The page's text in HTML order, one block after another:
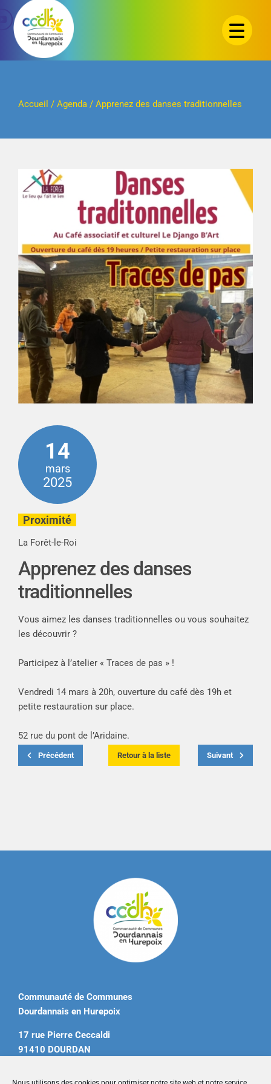
Passer
contenu
Accueil / Agenda/ Apprenez des danses traditionnelles
14
mars
2025
Proximité
La Forêt-le-Roi
Apprenez des danses
traditionnelles
Vous aimez les danses traditionnelles ou vous souhaitez
les découvrir ?
Participez à l’atelier « Traces de pas » !
Vendredi 14 mars à 20h, ouverture du café dès 19h et
petite restauration sur place.
52 rue du pont de l’Aridaine.
Précédent Retour à la liste Suivant
Communauté de Communes
Dourdannais en Hurepoix
17 rue Pierre Ceccaldi
91410 DOURDAN